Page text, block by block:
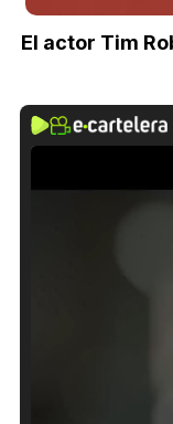
El actor Tim